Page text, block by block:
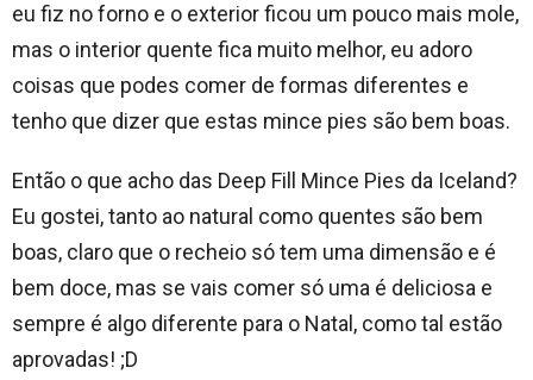
eu fiz no forno e o exterior ficou um pouco mais mole,
mas o interior quente fica muito melhor, eu adoro
coisas que podes comer de formas diferentes e
tenho que dizer que estas mince pies são bem boas.
Então o que acho das Deep Fill Mince Pies da Iceland?
Eu gostei, tanto ao natural como quentes são bem
boas, claro que o recheio só tem uma dimensão e é
bem doce, mas se vais comer só uma é deliciosa e
sempre é algo diferente para o Natal, como tal estão
aprovadas! ;D